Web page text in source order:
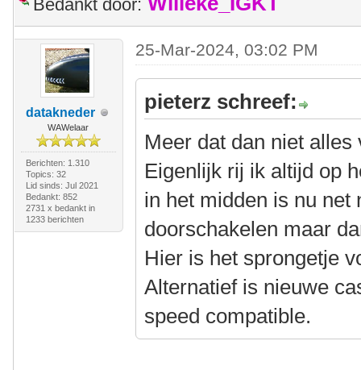
Bedankt door:
datakneder
WAWelaar
Berichten: 1.310
Topics: 32
Lid sinds: Jul 2021
Bedankt: 852
2731 x bedankt in
1233 berichten
25-Mar-2024, 03:02 PM
pieterz schreef:
Meer dat dan niet
Eigenlijk rij ik altijd op
in het midden is nu net
doorschakelen maar
Hier is het sprongetje
Alternatief is nieuwe
speed compatible.